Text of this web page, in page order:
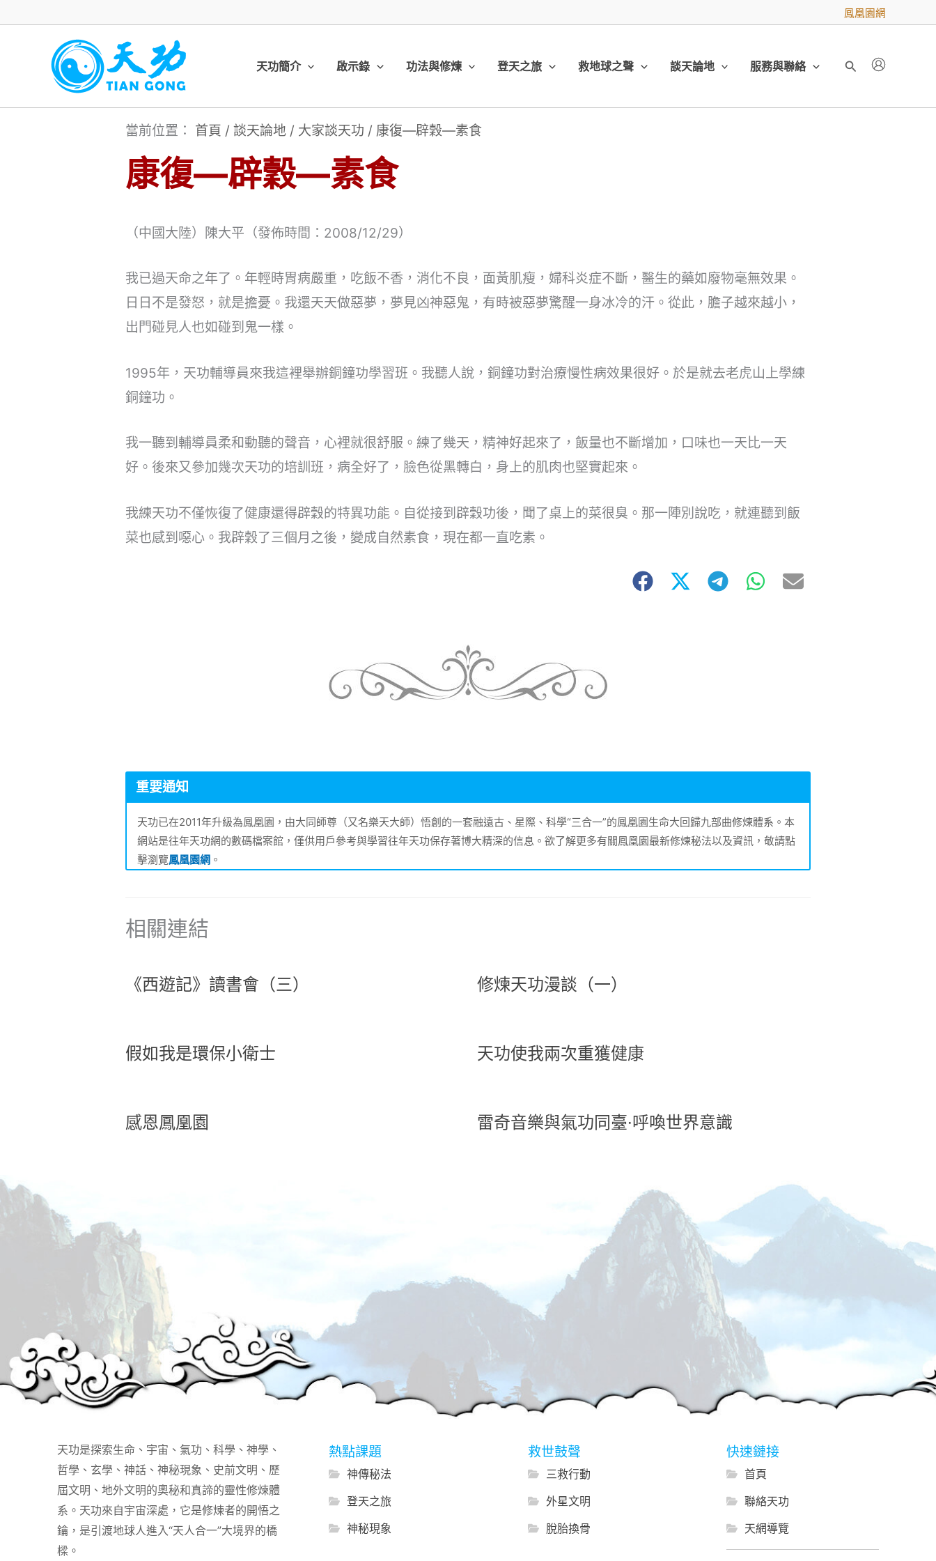
內
鳳凰園網
天功簡介 啟示錄 功法與修煉 登天之旅 救地球之聲 談天論地 服務與聯絡
搜
當前位置： 首頁 / 談天論地 / 大家談天功 / 康復—辟穀—素食
康復—辟穀—素食
（中國大陸）陳大平（發佈時間：2008/12/29）
我已過天命之年了。年輕時胃病嚴重，吃飯不香，消化不良，面黃肌瘦，婦科炎症不斷，醫生的藥如廢物毫無效果。
日日不是發怒，就是擔憂。我還天天做惡夢，夢見凶神惡鬼，有時被惡夢驚醒一身冰冷的汗。從此，膽子越來越小，
出門碰見人也如碰到鬼一樣。
1995年，天功輔導員來我這裡舉辦銅鐘功學習班。我聽人說，銅鐘功對治療慢性病效果很好。於是就去老虎山上學練
銅鐘功。
我一聽到輔導員柔和動聽的聲音，心裡就很舒服。練了幾天，精神好起來了，飯量也不斷增加，口味也一天比一天
好。後來又參加幾次天功的培訓班，病全好了，臉色從黑轉白，身上的肌肉也堅實起來。
我練天功不僅恢復了健康還得辟穀的特異功能。自從接到辟穀功後，聞了桌上的菜很臭。那一陣別說吃，就連聽到飯
菜也感到噁心。我辟穀了三個月之後，變成自然素食，現在都一直吃素。
重要通知
天功已在2011年升級為鳳凰園，由大同師尊（又名樂天大師）悟創的一套融遠古、星際、科學“三合一”的鳳凰園生命大回歸九部曲修煉體系。本
網站是往年天功網的數碼檔案館，僅供用戶參考與學習往年天功保存著博大精深的信息。欲了解更多有關鳳凰園最新修煉秘法以及資訊，敬請點
擊瀏覽鳳凰園網 。
相關連結
《西遊記》讀書會（三） 修煉天功漫談（一）
假如我是環保小衛士 天功使我兩次重獲健康
感恩鳳凰園 雷奇音樂與氣功同臺·呼喚世界意識
天功是探索生命、宇宙、氣功、科學、神學、
哲學、玄學、神話、神秘現象、史前文明、歷
屆文明、地外文明的奧秘和真諦的靈性修煉體
系。天功來自宇宙深處，它是修煉者的開悟之
鑰，是引渡地球人進入“天人合一”大境界的橋
樑。
熱點課題
神傳秘法
登天之旅
神秘現象
救世鼓聲
三救行動
外星文明
脫胎換骨
快速鏈接
首頁
聯絡天功
天網導覽